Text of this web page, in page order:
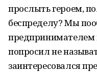
прослыть героем,
беспределу? Мы
предпринимателем
попросил не
заинтересовался